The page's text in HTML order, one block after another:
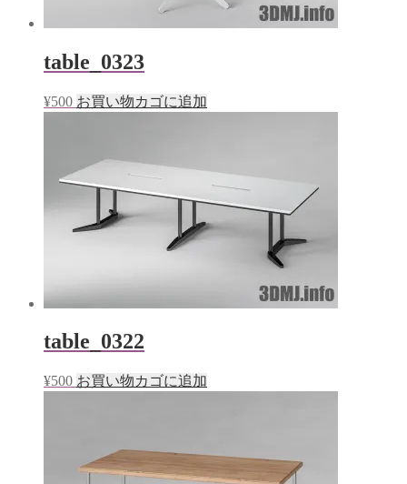
table_0323
¥500 お買い物カゴに追加
table_0322
¥500 お買い物カゴに追加